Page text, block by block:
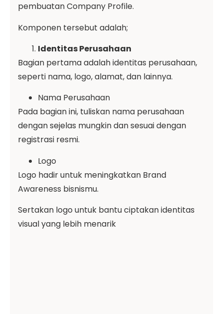
pembuatan Company Profile.
Komponen tersebut adalah;
Identitas Perusahaan
Bagian pertama adalah identitas perusahaan,
seperti nama, logo, alamat, dan lainnya.
Nama Perusahaan
Pada bagian ini, tuliskan nama perusahaan
dengan sejelas mungkin dan sesuai dengan
registrasi resmi.
Logo
Logo hadir untuk meningkatkan Brand
Awareness bisnismu.
Sertakan logo untuk bantu ciptakan identitas
visual yang lebih menarik